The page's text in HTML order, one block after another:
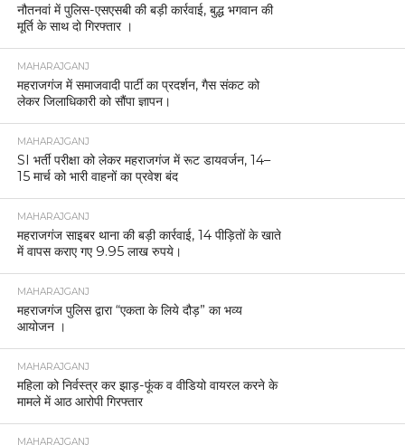
नौतनवां में पुलिस-एसएसबी की बड़ी कार्रवाई, बुद्ध भगवान की
मूर्ति के साथ दो गिरफ्तार ।
MAHARAJGANJ
महराजगंज में समाजवादी पार्टी का प्रदर्शन, गैस संकट को
लेकर जिलाधिकारी को सौंपा ज्ञापन।
MAHARAJGANJ
SI भर्ती परीक्षा को लेकर महराजगंज में रूट डायवर्जन, 14–
15 मार्च को भारी वाहनों का प्रवेश बंद
MAHARAJGANJ
महराजगंज साइबर थाना की बड़ी कार्रवाई, 14 पीड़ितों के खाते
में वापस कराए गए 9.95 लाख रुपये।
MAHARAJGANJ
महराजगंज पुलिस द्वारा “एकता के लिये दौड़” का भव्य
आयोजन ।
MAHARAJGANJ
महिला को निर्वस्त्र कर झाड़-फूंक व वीडियो वायरल करने के
मामले में आठ आरोपी गिरफ्तार
MAHARAJGANJ